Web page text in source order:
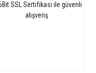
SSL Sertifikası ile güvenli
alışveriş